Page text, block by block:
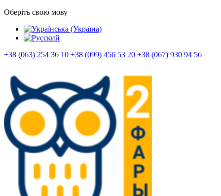
Оберіть свою мову
+38 (063) 254 36 10 +38 (099) 456 53 20 +38 (067) 930 94 56